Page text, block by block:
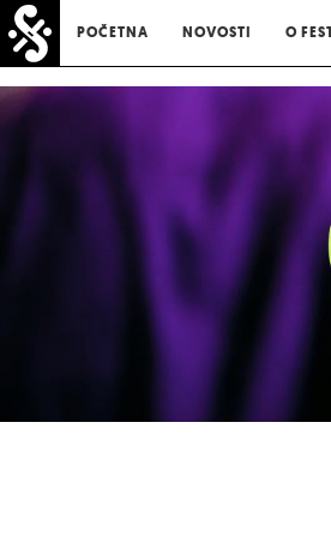
POČETNA NOVOSTI O